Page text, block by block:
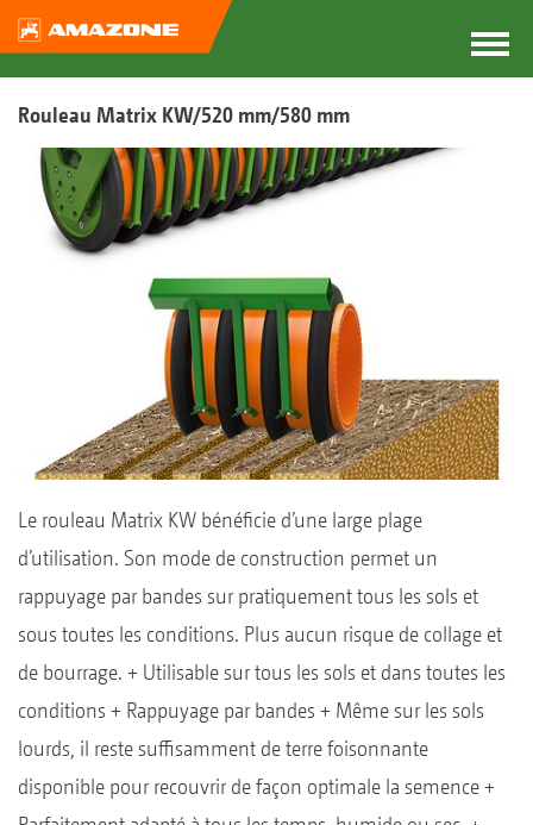
Rouleau Matrix KW/520 mm/580 mm
Le rouleau Matrix KW bénéficie d’une large plage
d’utilisation. Son mode de construction permet un
rappuyage par bandes sur pratiquement tous les sols et
sous toutes les conditions. Plus aucun risque de collage et
de bourrage. + Utilisable sur tous les sols et dans toutes les
conditions + Rappuyage par bandes + Même sur les sols
lourds, il reste suffisamment de terre foisonnante
disponible pour recouvrir de façon optimale la semence +